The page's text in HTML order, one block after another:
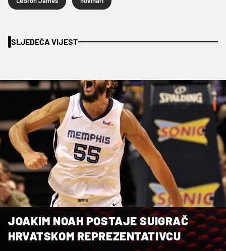
SLJEDEĆA VIJEST
JOAKIM NOAH POSTAJE SUIGRAČ
HRVATSKOM REPREZENTATIVCU